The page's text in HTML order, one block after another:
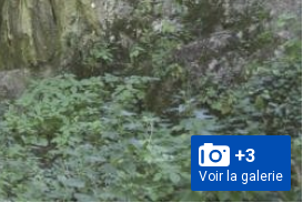
+3
Voir la galerie